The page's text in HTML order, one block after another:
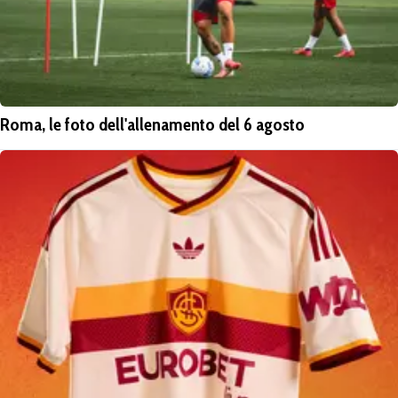
Roma, le foto dell'allenamento del 6 agosto